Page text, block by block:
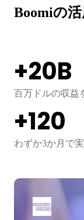
Boomiの
+20B
百万ドルの収益
+120
わずか3か月で
+4X
faster integration
+37
integrations set up
2X
統合展開の加速
+90%
より迅速な販売